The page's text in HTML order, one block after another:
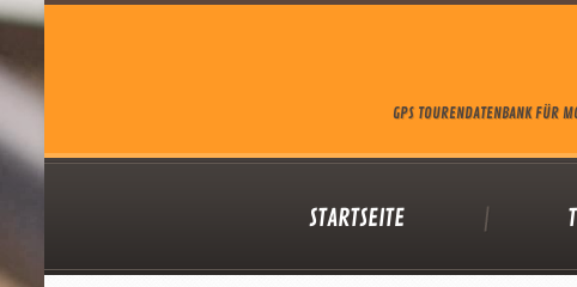
GPS TOURENDATENBANK FÜR
STARTSEITE